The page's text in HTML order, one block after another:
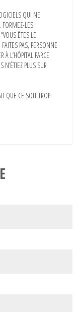
QUI NE
FORMEZ-LES.
ÊTES LE
PAS, PERSONNE
À L’HÔPITAL PARCE
PLUS SUR
QUE CE SOIT TROP